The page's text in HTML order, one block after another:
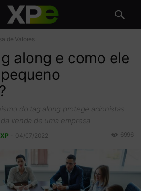
de Valores
along e como ele
do tag along protege acionistas
venda de uma empresa
04/07/2022 6996